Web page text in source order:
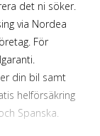
det ni söker.
via Nordea
För
din bil samt
helförsäkring
Spanska.